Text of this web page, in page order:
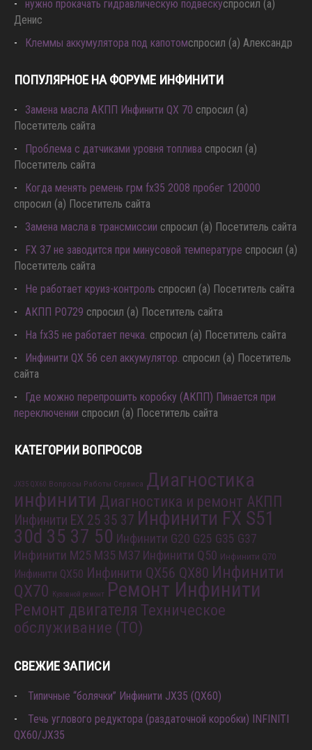
нужно прокачать гидравлическую подвескуспросил (а)
Денис
Клеммы аккумулятора под капотомспросил (а) Александр
ПОПУЛЯРНОЕ НА ФОРУМЕ ИНФИНИТИ
Замена масла АКПП Инфинити QX 70 спросил (а)
Посетитель сайта
Проблема с датчиками уровня топлива спросил (а)
Посетитель сайта
Когда менять ремень грм fx35 2008 пробег 120000
спросил (а) Посетитель сайта
Замена масла в трансмиссии спросил (а) Посетитель сайта
FX 37 не заводится при минусовой температуре спросил (а)
Посетитель сайта
Не работает круиз-контроль спросил (а) Посетитель сайта
АКПП P0729 спросил (а) Посетитель сайта
Hа fx35 не работает печка. спросил (а) Посетитель сайта
Инфинити QX 56 сел аккумулятор. спросил (а) Посетитель
сайта
Где можно перепрошить коробку (АКПП) Пинается при
переключении спросил (а) Посетитель сайта
КАТЕГОРИИ ВОПРОСОВ
JX35 QX60 Вопросы Работы Сервиса Диагностика
инфинити Диагностика и ремонт АКПП
Инфинити EX 25 35 37 Инфинити FX S51
30d 35 37 50 Инфинити G20 G25 G35 G37
Инфинити M25 M35 M37 Инфинити Q50 Инфинити Q70
Инфинити QX50 Инфинити QX56 QX80 Инфинити
QX70 Кузовной ремонт Ремонт Инфинити
Ремонт двигателя Техническое
обслуживание (ТО)
СВЕЖИЕ ЗАПИСИ
Типичные “болячки” Инфинити JX35 (QX60)
Течь углового редуктора (раздаточной коробки) INFINITI
QX60/JX35